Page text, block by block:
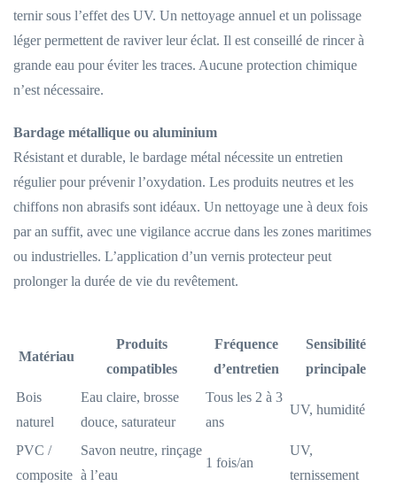
ternir sous l’effet des UV. Un nettoyage annuel et un polissage
léger permettent de raviver leur éclat. Il est conseillé de rincer à
grande eau pour éviter les traces. Aucune protection chimique
n’est nécessaire.
Bardage métallique ou aluminium
Résistant et durable, le bardage métal nécessite un entretien
régulier pour prévenir l’oxydation. Les produits neutres et les
chiffons non abrasifs sont idéaux. Un nettoyage une à deux fois
par an suffit, avec une vigilance accrue dans les zones maritimes
ou industrielles. L’application d’un vernis protecteur peut
prolonger la durée de vie du revêtement.
Matériau
Produits
compatibles
Fréquence
d’entretien
Sensibilité
principale
Bois
naturel
Eau claire, brosse
douce, saturateur
Tous les 2 à 3
ans
UV, humidité
PVC /
composite
Savon neutre, rinçage
à l’eau
1 fois/an
UV,
ternissement